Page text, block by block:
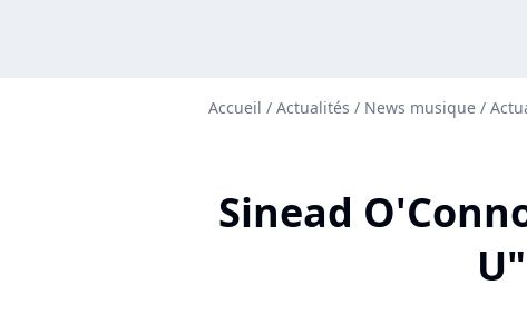
Accueil / Actualités / News musique /
Sinead